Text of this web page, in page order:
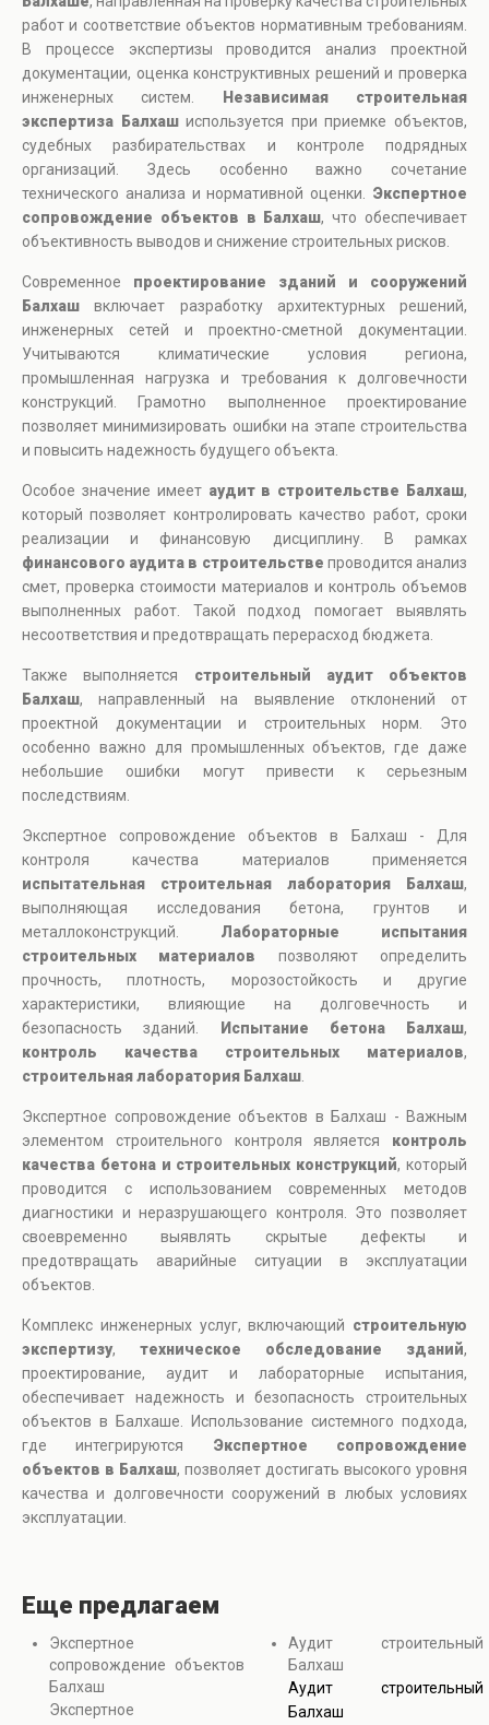
работ и соответствие объектов нормативным требованиям.
В процессе экспертизы проводится анализ проектной
документации, оценка конструктивных решений и проверка
инженерных систем.
Независимая строительная
экспертиза Балхашиспользуется при приемке объектов,
судебных разбирательствах и контроле подрядных
организаций. Здесь особенно важно сочетание
технического анализа и нормативной оценки. Экспертное
сопровождение объектов в Балхаш, что обеспечивает
объективность выводов и снижение строительных рисков.
Современное проектирование зданий и сооружений
Балхаш включает разработку архитектурных решений,
инженерных сетей и проектно-сметной документации.
Учитываются климатические условия региона,
промышленная нагрузка и требования к долговечности
конструкций. Грамотно выполненное проектирование
позволяет минимизировать ошибки на этапе строительства
и повысить надежность будущего объекта.
Особое значение имеет аудит в строительстве Балхаш,
который позволяет контролировать качество работ, сроки
реализации и финансовую дисциплину. В рамках
финансового аудита в строительстве проводится анализ
смет, проверка стоимости материалов и контроль объемов
выполненных работ. Такой подход помогает выявлять
несоответствия и предотвращать перерасход бюджета.
Также выполняется строительный аудит объектов
Балхаш, направленный на выявление отклонений от
проектной документации и строительных норм. Это
особенно важно для промышленных объектов, где даже
небольшие ошибки могут привести к серьезным
последствиям.
Экспертное сопровождение объектов в Балхаш - Для
контроля качества материалов применяется
испытательная строительная лаборатория Балхаш,
выполняющая исследования бетона, грунтов и
металлоконструкций. Лабораторные испытания
строительных материалов позволяют определить
прочность, плотность, морозостойкость и другие
характеристики, влияющие на долговечность и
безопасность зданий.
Испытание бетона Балхаш,
контроль качества строительных материалов,
строительная лаборатория Балхаш
Экспертное сопровождение объектов в Балхаш - Важным
элементом строительного контроля является контроль
качества бетона и строительных конструкций, который
проводится с использованием современных методов
диагностики и неразрушающего контроля. Это позволяет
своевременно выявлять скрытые дефекты и
предотвращать аварийные ситуации в эксплуатации
объектов.
Комплекс инженерных услуг, включающий строительную
экспертизу, техническое обследование зданий,
проектирование, аудит и лабораторные испытания,
обеспечивает надежность и безопасность строительных
объектов в Балхаше. Использование системного подхода,
где интегрируются Экспертное сопровождение
объектов в Балхаш, позволяет достигать высокого уровня
качества и долговечности сооружений в любых условиях
эксплуатации.
Еще предлагаем
Экспертное
сопровождение объектов
Балхаш
Экспертное
Аудит строительный
Балхаш
Аудит строительный
Балхаш